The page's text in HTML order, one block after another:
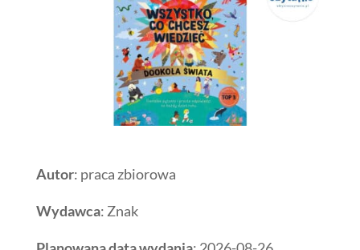
Autor: praca zbiorowa
Wydawca: Znak